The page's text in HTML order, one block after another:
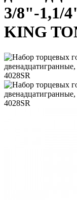
3/8"-1,1/
KING